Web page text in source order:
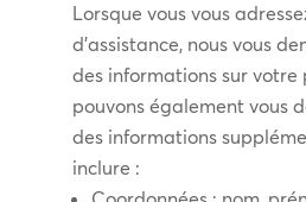
Lorsque vous vous
d’assistance, nous vous
des informations sur votre
pouvons également vous
des informations
inclure :